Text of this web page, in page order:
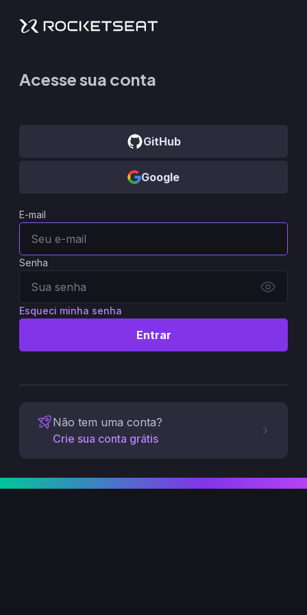
Acesse sua conta
GitHub
Google
E-mail
Senha
Esqueci minha senha
Entrar
Não tem uma conta?
Crie sua conta grátis